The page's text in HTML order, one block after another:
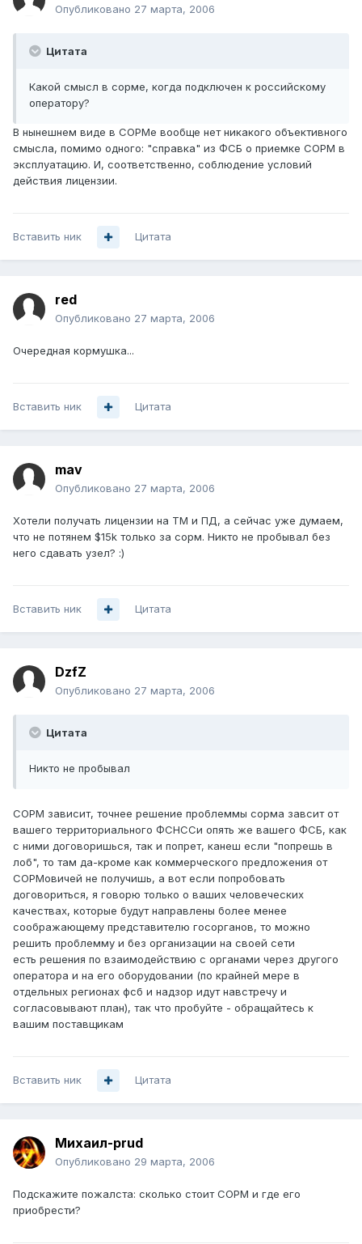
Опубликовано 27 марта, 2006
Цитата
Какой смысл в сорме, когда подключен к российскому
оператору?
В нынешнем виде в СОРМе вообще нет никакого объективного
смысла, помимо одного: "справка" из ФСБ о приемке СОРМ в
эксплуатацию. И, соответственно, соблюдение условий
действия лицензии.
Вставить ник Цитата
red
Опубликовано 27 марта, 2006
Очередная кормушка...
Вставить ник Цитата
mav
Опубликовано 27 марта, 2006
Хотели получать лицензии на ТМ и ПД, а сейчас уже думаем,
что не потянем $15k только за сорм. Никто не пробывал без
него сдавать узел? :)
Вставить ник Цитата
DzfZ
Опубликовано 27 марта, 2006
Цитата
Никто не пробывал
СОРМ зависит, точнее решение проблеммы сорма завсит от
вашего территориального ФСНССи опять же вашего ФСБ, как
с ними договоришься, так и попрет, канеш если "попрешь в
лоб", то там да-кроме как коммерческого предложения от
СОРМовичей не получишь, а вот если попробовать
договориться, я говорю только о ваших человеческих
качествах, которые будут направлены более менее
соображающему представителю госорганов, то можно
решить проблемму и без организации на своей сети
есть решения по взаимодействию с органами через другого
оператора и на его оборудовании (по крайней мере в
отдельных регионах фсб и надзор идут навстречу и
согласовывают план), так что пробуйте - обращайтесь к
вашим поставщикам
Вставить ник Цитата
Михаил-prud
Опубликовано 29 марта, 2006
Подскажите пожалста: сколько стоит СОРМ и где его
приобрести?